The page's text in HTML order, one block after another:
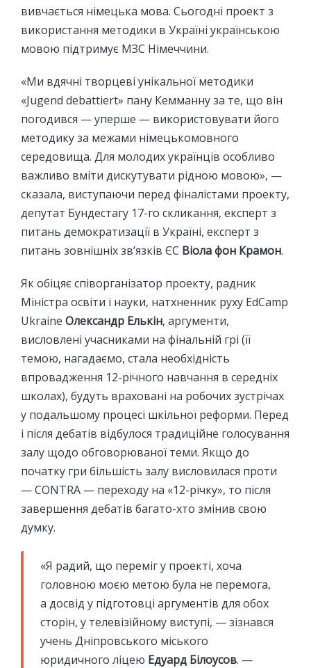
вивчається німецька мова. Сьогодні проект з
використання методики в Україні українською
мовою підтримує МЗС Німеччини.
«Ми вдячні творцеві унікальної методики
«Jugend debattiert» пану Кемманну за те, що він
погодився — уперше — використовувати його
методику за межами німецькомовного
середовища. Для молодих українців особливо
важливо вміти дискутувати рідною мовою», —
сказала, виступаючи перед фіналістами проекту,
депутат Бундестагу 17-го скликання, експерт з
питань демократизації в Україні, експерт з
питань зовнішніх зв’язків ЄС Віола фон Крамон.
Як обіцяє співорганізатор проекту, радник
Міністра освіти і науки, натхненник руху EdCamp
Ukraine Олександр Елькін, аргументи,
висловлені учасниками на фінальній грі (її
темою, нагадаємо, стала необхідність
впровадження 12-річного навчання в середніх
школах), будуть враховані на робочих зустрічах
у подальшому процесі шкільної реформи. Перед
і після дебатів відбулося традиційне голосування
залу щодо обговорюваної теми. Якщо до
початку гри більшість залу висловилася проти
— CONTRA — переходу на «12-річку», то після
завершення дебатів багато-хто змінив свою
думку.
«Я радий, що переміг у проекті, хоча
головною моєю метою була не перемога,
а досвід у підготовці аргументів для обох
сторін, у телевізійному виступі, — зізнався
учень Дніпровського міського
юридичного ліцею Едуард Білоусов. —